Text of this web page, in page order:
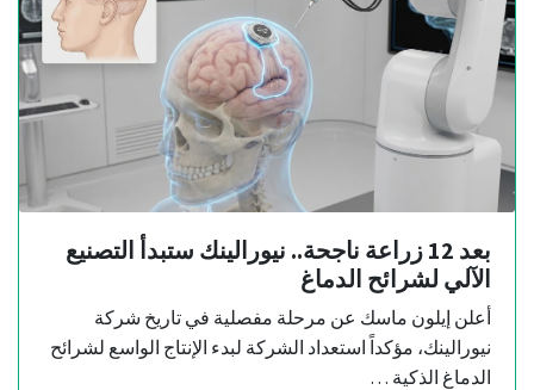
بعد 12 زراعة ناجحة.. نيورالينك ستبدأ التصنيع
الآلي لشرائح الدماغ
أعلن إيلون ماسك عن مرحلة مفصلية في تاريخ شركة
نيورالينك، مؤكداً استعداد الشركة لبدء الإنتاج الواسع لشرائح
الدماغ الذكية …